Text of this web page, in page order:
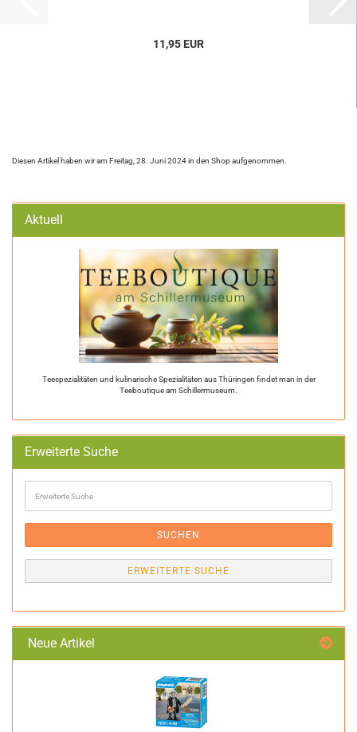
11,95 EUR
Diesen Artikel haben wir am Freitag, 28. Juni 2024 in den Shop aufgenommen.
Aktuell
Teespezialitäten und kulinarische Spezialitäten aus Thüringen findet man in der
Teeboutique am Schillermuseum.
Erweiterte Suche
Suche
SUCHEN
ERWEITERTE SUCHE
Neue Artikel